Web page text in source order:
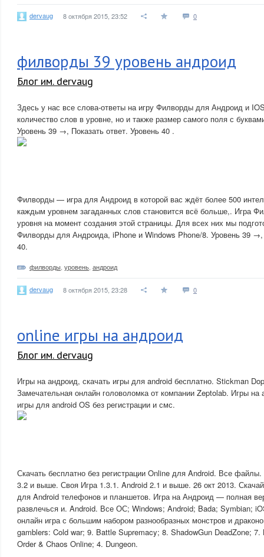
dervaug 8 октября 2015, 23:52 0
филворды 39 уровень андроид
Блог им. dervaug
Здесь у нас все слова-ответы на игру Филворды для Андроид и
количество слов в уровне, но и также размер самого поля с
Уровень 39 →, Показать ответ. Уровень 40 .
Филворды — игра для Андроид в которой вас ждёт более 500
каждым уровнем загаданных слов становится всё больше,. Игра
уровня на момент создания этой страницы. Для всех них мы
Филворды для Андроида, iPhone и Windows Phone/8. Уровень 39 →,
40.
филворды уровень андроид
dervaug 8 октября 2015, 23:28 0
online игры на андроид
Блог им. dervaug
Игры на андроид, скачать игры для android бесплатно. Stickman
Замечательная онлайн головоломка от компании Zeptolab. Игры на
игры для android OS без регистрации и смс.
Скачать бесплатно без регистрации Online для Android. Все
3.2 и выше. Своя Игра 1.3.1. Android 2.1 и выше. 26 окт 2013.
для Android телефонов и планшетов. Игра на Андроид — полная
развлечься и. Android. Все ОС; Windows; Android; Bada; Symbian;
онлайн игра с большим набором разнообразных монстров и
gamblers: Cold war; 9. Battle Supremacy; 8. ShadowGun DeadZone;
Order & Chaos Online; 4. Dungeon.